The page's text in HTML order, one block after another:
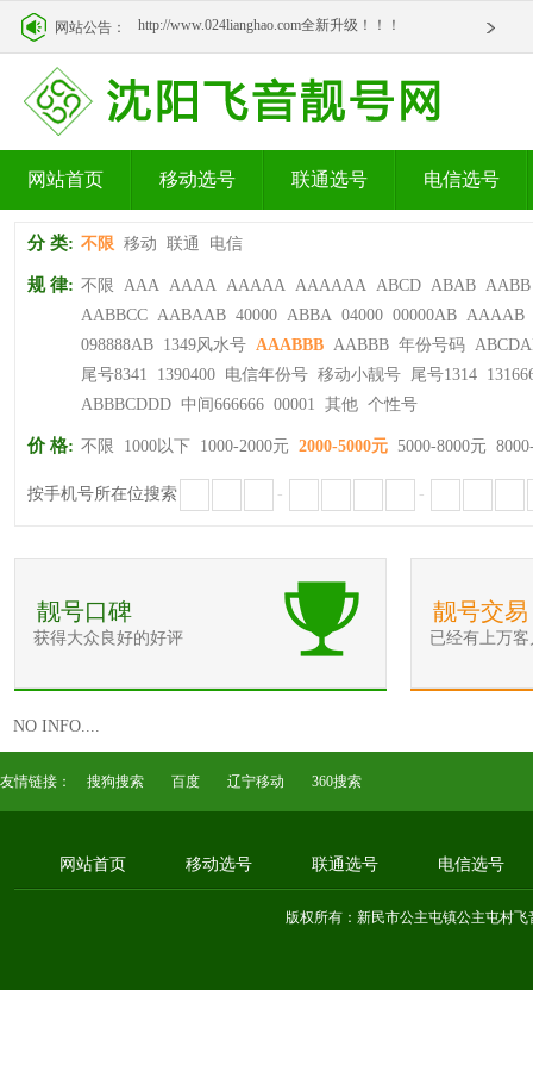
网站公告： http://www.024lianghao.com全新升级！！！
网站首页 移动选号 联通选号 电信选号
分 类: 不限 移动 联通 电信
规 律: 不限 AAA AAAA AAAAA AAAAAA ABCD ABAB AABB
AABBCC AABAAB 40000 ABBA 04000 00000AB AAAAB
098888AB 1349风水号 AAABBB AABBB 年份号码
尾号8341
1390400 电信年份号 移动小靓号 尾号1314
ABBBCDDD 中间666666 00001 其他 个性号
价 格: 不限 1000以下 1000-2000元 2000-5000元 5000-8000元
按手机号所在位搜索 - -
靓号口碑
获得大众良好的好评
靓号交易
已经有上万
NO INFO....
友情链接： 搜狗搜索 百度 辽宁移动 360搜索
网站首页 移动选号 联通选号 电信选号
版权所有：新民市公主屯镇公主屯村